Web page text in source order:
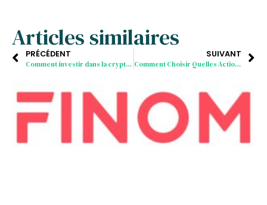
Articles similaires
PRÉCÉDENT
Comment investir dans la crypto monnaie en 5 étapes faciles
SUIVANT
Comment Choisir Quelles Actions Achetées